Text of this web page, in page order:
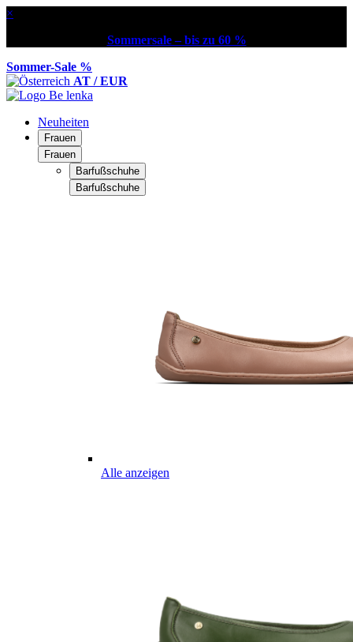
×
Sommersale – bis zu 60 %
Sommer-Sale %
AT / EUR
Neuheiten
Frauen
Frauen
Barfußschuhe
Barfußschuhe
Alle anzeigen